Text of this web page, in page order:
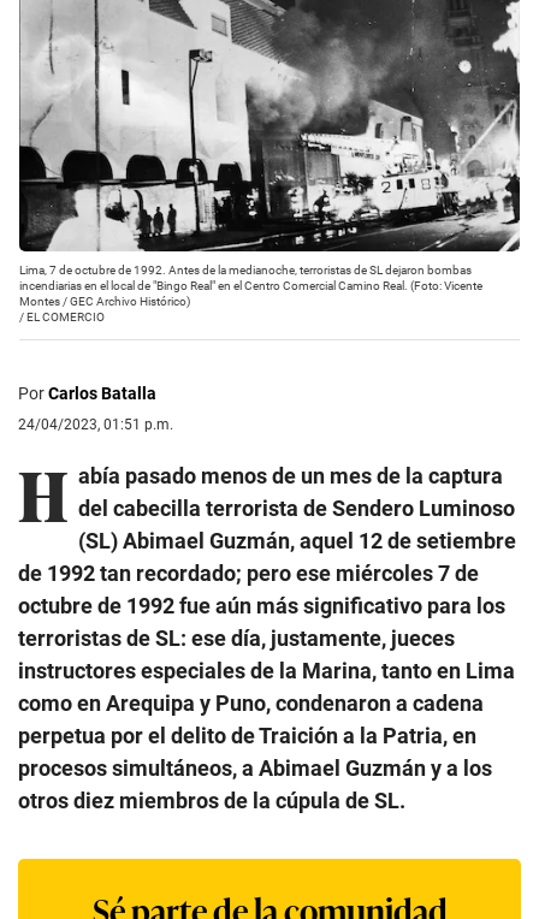
Lima, 7 de octubre de 1992. Antes de la medianoche, terroristas de SL dejaron bombas
incendiarias en el local de "Bingo Real" en el Centro Comercial Camino Real. (Foto: Vicente
Montes / GEC Archivo Histórico)
/EL COMERCIO
PorCarlos Batalla
24/04/2023, 01:51 p.m.
H abía pasado menos de un mes de la captura
del cabecilla terrorista de Sendero Luminoso
(SL) Abimael Guzmán, aquel 12 de setiembre
de 1992 tan recordado; pero ese miércoles 7 de
octubre de 1992 fue aún más significativo para los
terroristas de SL: ese día, justamente, jueces
instructores especiales de la Marina, tanto en Lima
como en Arequipa y Puno, condenaron a cadena
perpetua por el delito de Traición a la Patria, en
procesos simultáneos, a Abimael Guzmán y a los
otros diez miembros de la cúpula de SL.